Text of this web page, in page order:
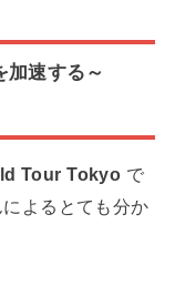
加速する～
Tour Tokyo で
よるとても分か